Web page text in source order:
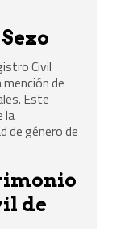
Civil
de
Este
la
de género de
de